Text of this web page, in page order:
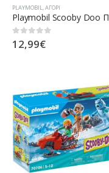
PLAYMOBIL,ΑΓΌΡΙ
0 out of 5
12,99€